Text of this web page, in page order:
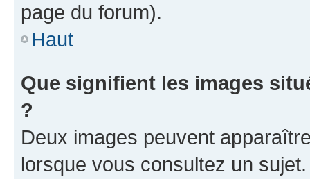
page du forum).
Haut
Que signifient les images
?
Deux images peuvent
lorsque vous consultez un